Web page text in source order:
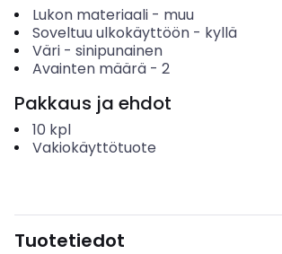
Lukon materiaali- muu
Soveltuu ulkokäyttöön- kyllä
Väri- sinipunainen
Avainten määrä- 2
Pakkaus ja ehdot
10 kpl
Vakiokäyttötuote
Tuotetiedot